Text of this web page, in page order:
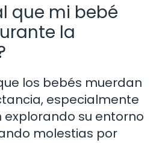
que mi bebé
la
los bebés muerdan
especialmente
su entorno
molestias por